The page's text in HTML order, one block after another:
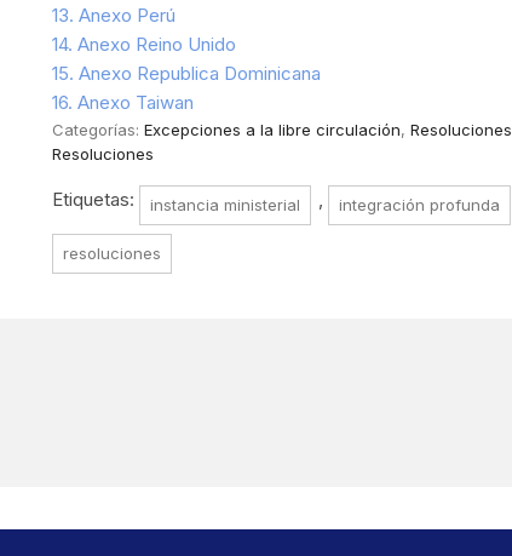
13. Anexo Perú
14. Anexo Reino Unido
15. Anexo Republica Dominicana
16. Anexo Taiwan
Categorías: Excepciones a la libre circulación, Resoluciones
Resoluciones
Etiquetas: instancia ministerial , integración profunda
resoluciones